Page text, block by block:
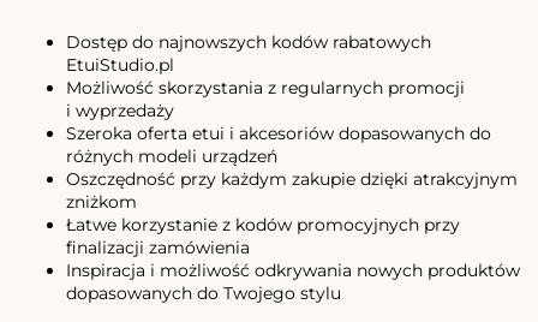
Dostęp do najnowszych kodów rabatowych
EtuiStudio.pl
Możliwość skorzystania z regularnych promocji
i wyprzedaży
Szeroka oferta etui i akcesoriów dopasowanych do
różnych modeli urządzeń
Oszczędność przy każdym zakupie dzięki atrakcyjnym
zniżkom
Łatwe korzystanie z kodów promocyjnych przy
finalizacji zamówienia
Inspiracja i możliwość odkrywania nowych produktów
dopasowanych do Twojego stylu